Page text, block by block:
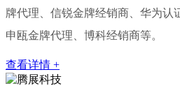
牌代理、信锐金牌经销商、华为认
申瓯金牌代理、博科经销商等。
查看详情 +